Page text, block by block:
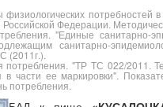
потребностей
Федерации.
"Единые санитарно-
санитарно-
(2011г.).
потребления. "ТР ТС 022/2011.
в части ее маркировки".
потребления.